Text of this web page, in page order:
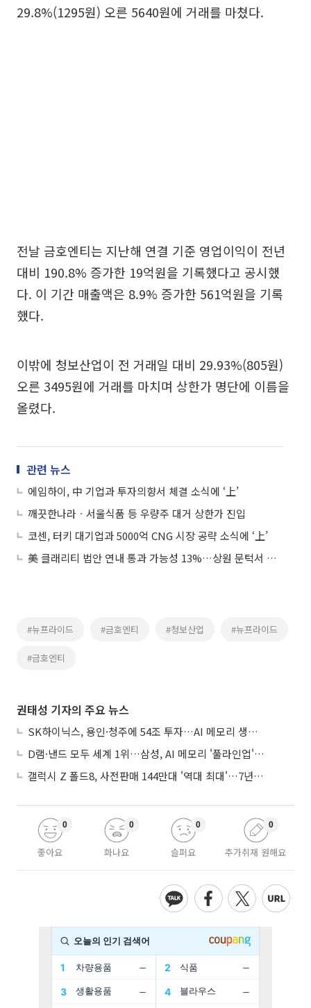
29.8%(1295원) 오른 5640원에 거래를 마쳤다.
전날 금호엔티는 지난해 연결 기준 영업이익이 전년
대비 190.8% 증가한 19억원을 기록했다고 공시했
다. 이 기간 매출액은 8.9% 증가한 561억원을 기록
했다.
이밖에 청보산업이 전 거래일 대비 29.93%(805원)
오른 3495원에 거래를 마치며 상한가 명단에 이름을
올렸다.
관련 뉴스
에임하이, 中 기업과 투자의향서 체결 소식에 ‘上’
깨끗한나라ㆍ서울식품 등 우량주 대거 상한가 진입
코센, 터키 대기업과 5000억 CNG 시장 공략 소식에 ‘上’
美 클래리티 법안 연내 통과 가능성 13%…상원 문턱서 제동
#뉴프라이드 #금호엔티 #청보산업 #뉴프라이드
#금호엔티
권태성 기자의 주요 뉴스
SK하이닉스, 용인·청주에 54조 투자…AI 메모리 생산기지 키운다
D램·낸드 모두 세계 1위…삼성, AI 메모리 '풀라인업'으로 승부
갤럭시 Z 폴드8, 사전판매 144만대 '역대 최대'…7년만에 갤노트10 기록 넘어
좋아요
0
화나요
0
슬퍼요
0
추가취재 원해요
0